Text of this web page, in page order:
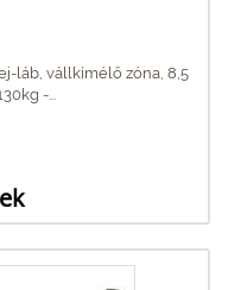
láb, vállkímélő zóna, 8,5
-...